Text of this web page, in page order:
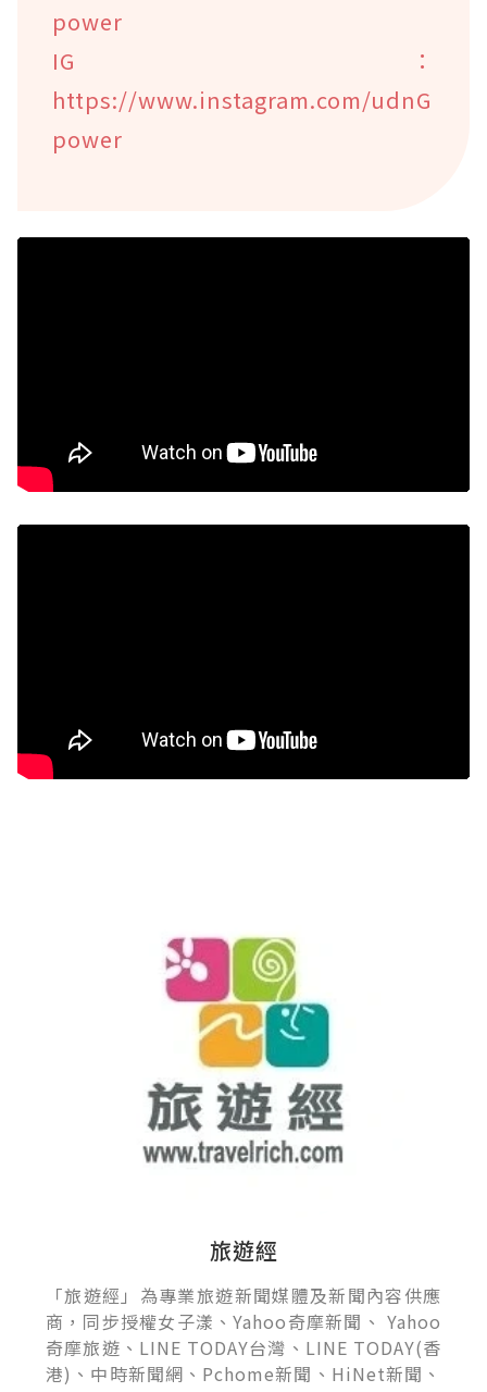
power
IG：
https://www.instagram.com/udnG
power
旅遊經
「旅遊經」為專業旅遊新聞媒體及新聞內容供應
商，同步授權女子漾、Yahoo奇摩新聞、 Yahoo
奇摩旅遊、LINE TODAY台灣、LINE TODAY(香
港)、中時新聞網、Pchome新聞、HiNet新聞、